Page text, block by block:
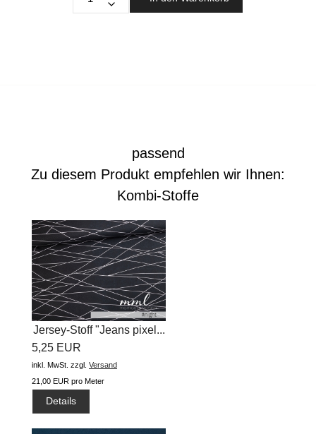
passend
Zu diesem Produkt empfehlen wir Ihnen:
Kombi-Stoffe
Jersey-Stoff "Jeans pixel...
5,25 EUR
inkl. MwSt. zzgl. Versand
21,00 EUR pro Meter
Details